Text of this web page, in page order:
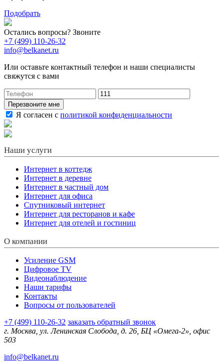
Подобрать
Остались вопросы? Звоните
+7 (499) 110-26-32
info@belkanet.ru
Или оставьте контактный телефон и наши специалисты
свяжутся с вами
Перезвоните мне
Я согласен с политикой конфиденциальности
Наши услуги
Интернет в коттедж
Интернет в деревне
Интернет в частный дом
Интернет для офиса
Спутниковый интернет
Интернет для ресторанов и кафе
Интернет для отелей и гостиниц
О компании
Усиление GSM
Цифровое TV
Видеонаблюдение
Наши тарифы
Контакты
Вопросы от пользователей
+7 (499) 110-26-32 заказать обратный звонок
г. Москва, ул. Ленинская Слобода, д. 26, БЦ «Омега-2», офис
503
info@belkanet.ru